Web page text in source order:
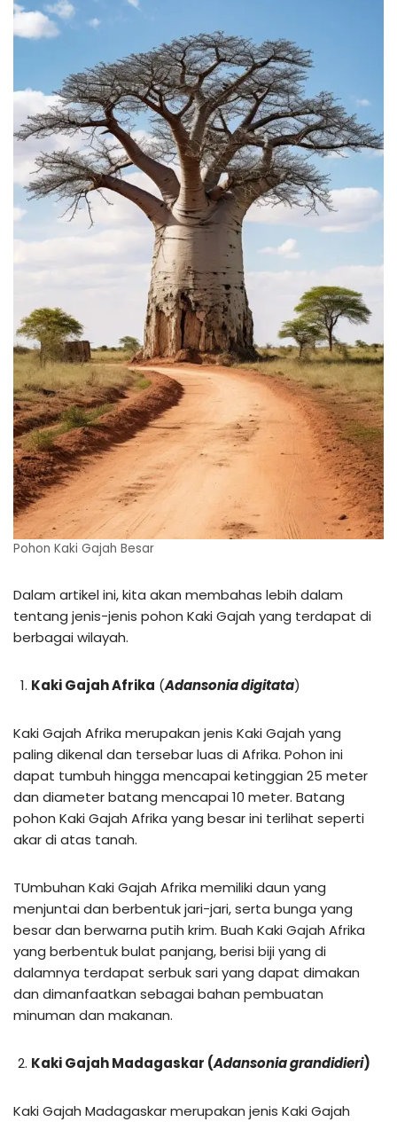
Pohon Kaki Gajah Besar
Dalam artikel ini, kita akan membahas lebih dalam
tentang jenis-jenis pohon Kaki Gajah yang terdapat di
berbagai wilayah.
Kaki Gajah Afrika (Adansonia digitata)
Kaki Gajah Afrika merupakan jenis Kaki Gajah yang
paling dikenal dan tersebar luas di Afrika. Pohon ini
dapat tumbuh hingga mencapai ketinggian 25 meter
dan diameter batang mencapai 10 meter. Batang
pohon Kaki Gajah Afrika yang besar ini terlihat seperti
akar di atas tanah.
TUmbuhan Kaki Gajah Afrika memiliki daun yang
menjuntai dan berbentuk jari-jari, serta bunga yang
besar dan berwarna putih krim. Buah Kaki Gajah Afrika
yang berbentuk bulat panjang, berisi biji yang di
dalamnya terdapat serbuk sari yang dapat dimakan
dan dimanfaatkan sebagai bahan pembuatan
minuman dan makanan.
Kaki Gajah Madagaskar (Adansonia grandidieri)
Kaki Gajah Madagaskar merupakan jenis Kaki Gajah